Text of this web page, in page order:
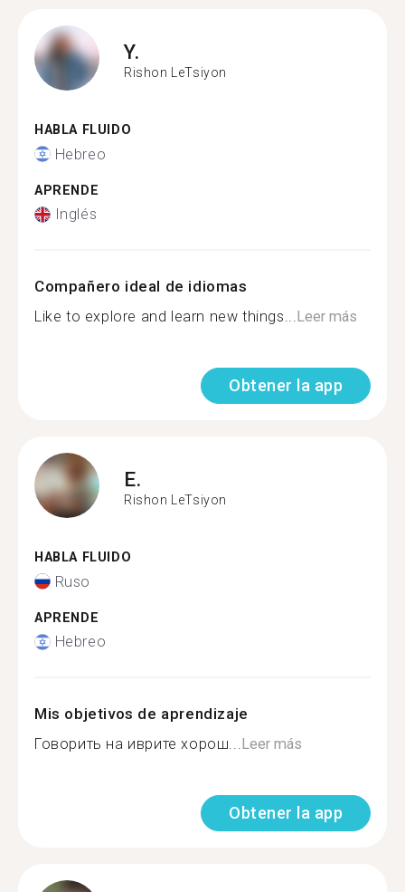
Y.
Rishon LeTsiyon
HABLA FLUIDO
Hebreo
APRENDE
Inglés
Compañero ideal de idiomas
Like to explore and learn new things...Leer más
Obtener la app
E.
Rishon LeTsiyon
HABLA FLUIDO
Ruso
APRENDE
Hebreo
Mis objetivos de aprendizaje
Говорить на иврите хорош...Leer más
Obtener la app